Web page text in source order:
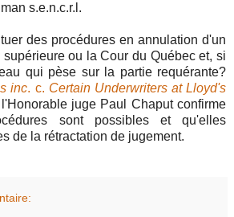
s.e.n.c.r.l.
des procédures en annulation d'un
ou la Cour du Québec et, si
qui pèse sur la partie requérante?
inc. c. Certain Underwriters at Lloyd's
juge Paul Chaput confirme
sont possibles et qu'elles
de la rétractation de jugement.